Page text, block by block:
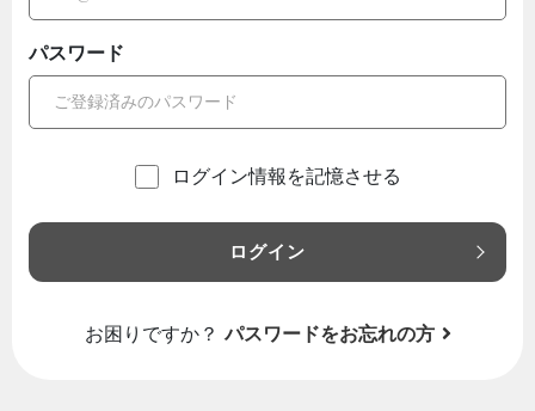
パスワード
ログイン情報を記憶させる
ログイン
お困りですか？ パスワードをお忘れの方